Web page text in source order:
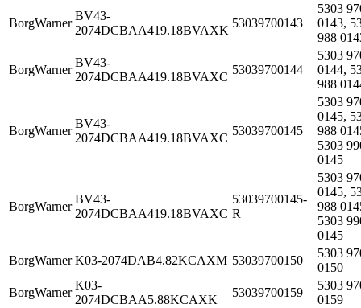
BorgWarner
BV43-
2074DCBAA419.18BVAXK
53039700143
5303
0143,
988
BorgWarner
BV43-
2074DCBAA419.18BVAXC
53039700144
5303
0144,
988
BorgWarner
BV43-
2074DCBAA419.18BVAXC
53039700145
5303
0145,
988
5303
0145
BorgWarner
BV43-
2074DCBAA419.18BVAXC
53039700145-
R
5303
0145,
988
5303
0145
BorgWarner K03-2074DAB4.82KCAXM 53039700150
5303
0150
BorgWarner
K03-
2074DCBAA5.88KCAXK
53039700159
5303
0159